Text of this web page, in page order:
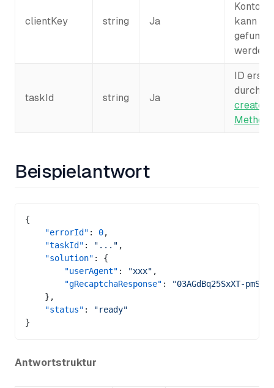
clientKey string Ja
kann
werden
taskId string Ja
ID
durch
Methode
Beispielantwort
{
    "errorId"
: 0,
	"taskId"
: "..." ,
    "solution"
: {
        "userAgent"
: "xxx" ,
        "gRecaptchaResponse"
:
"03AGdBq25SxXT-
    },
    "status"
:
"ready"
}
Antwortstruktur